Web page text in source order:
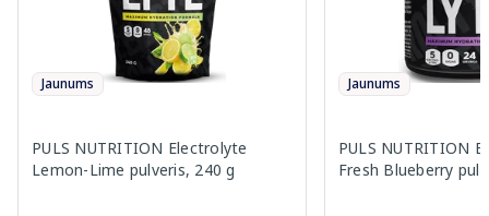
Jaunums
PULS NUTRITION Electrolyte
Lemon-Lime pulveris, 240 g
Jaunums
PULS NUTRITION
Fresh Blueberry